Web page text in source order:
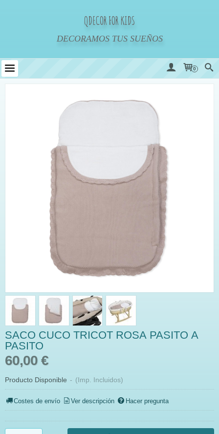
QDECOR FOR KIDS
DECORAMOS TUS SUEÑOS
0
SACO CUCO TRICOT ROSA PASITO A
PASITO
60,00 €
Producto Disponible - (Imp. Incluidos)
Costes de envío Ver descripción Hacer pregunta